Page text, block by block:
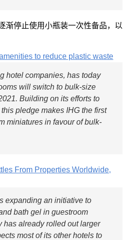
渐停止使用小瓶装一次性备品，以
to reduce plastic waste
hotel companies, has today
will switch to bulk-size
Building on its efforts to
pledge makes IHG the first
miniatures in favour of bulk-
From Properties Worldwide,
expanding an initiative to
bath gel in guestroom
has already rolled out larger
most of its other hotels to